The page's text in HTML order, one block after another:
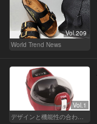
Vol.209
World Trend News
Vol.1
デザインと機能性の合わせ技！ こんなキッチン家電が欲しかった！